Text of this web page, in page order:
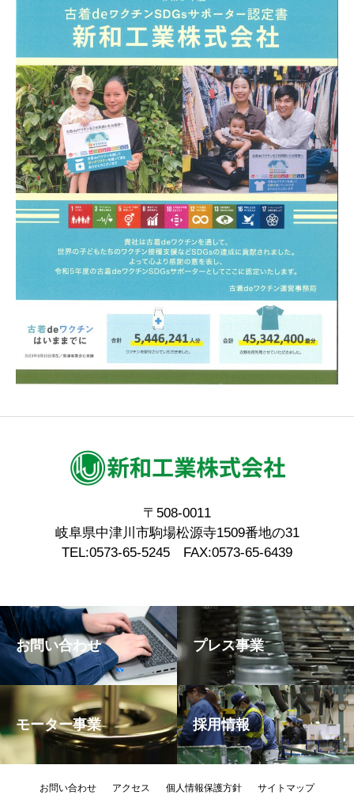
〒508-0011
岐阜県中津川市駒場松源寺1509番地の31
TEL:0573-65-5245 FAX:0573-65-6439
お問い合わせ プレス事業
モーター事業 採用情報
お問い合わせ アクセス 個人情報保護方針 サイトマップ